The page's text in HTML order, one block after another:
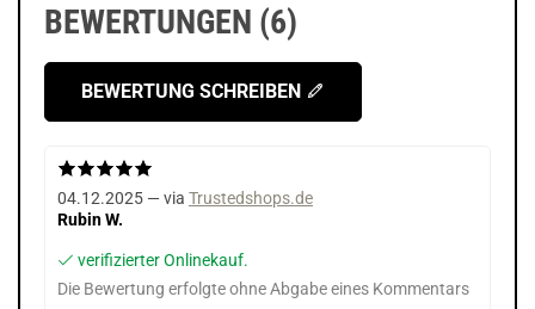
BEWERTUNGEN (6)
BEWERTUNG SCHREIBEN
04.12.2025 — via Trustedshops.de
Rubin W.
verifizierter Onlinekauf.
Die Bewertung erfolgte ohne Abgabe eines Kommentars